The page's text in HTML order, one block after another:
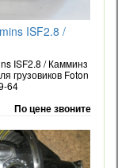
ISF2.8 /
ISF2.8 / Камминз
грузовиков Foton
64
По цене звоните